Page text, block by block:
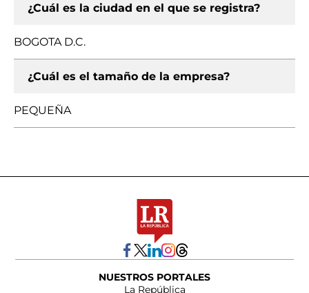
¿Cuál es la ciudad en el que se registra?
BOGOTA D.C.
¿Cuál es el tamaño de la empresa?
PEQUEÑA
NUESTROS PORTALES
La República